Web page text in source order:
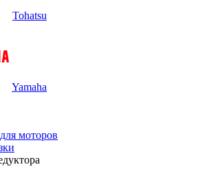
Tohatsu
Yamaha
моторов